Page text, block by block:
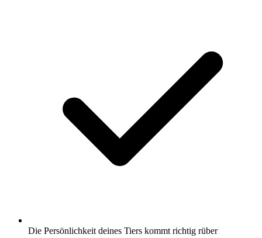
Die Persönlichkeit deines Tiers kommt richtig rüber